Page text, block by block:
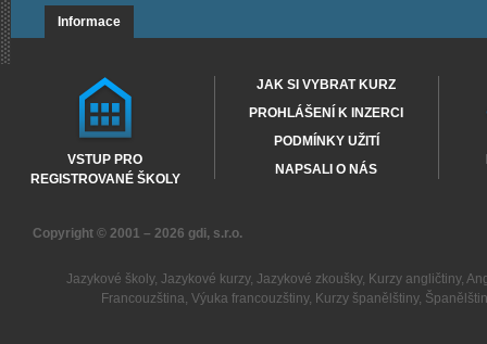
Informace
VSTUP PRO
REGISTROVANÉ ŠKOLY
JAK SI VYBRAT KURZ
PROHLÁŠENÍ K INZERCI
PODMÍNKY UŽITÍ
NAPSALI O NÁS
Copyright © 2001 – 2026 gdi, s.r.o.
Jazykové školy, Jazykové kurzy, Jazykové zkoušky, Kurzy angličtiny,
Francouzština,Výuka francouzštiny, Kurzy španělštiny,